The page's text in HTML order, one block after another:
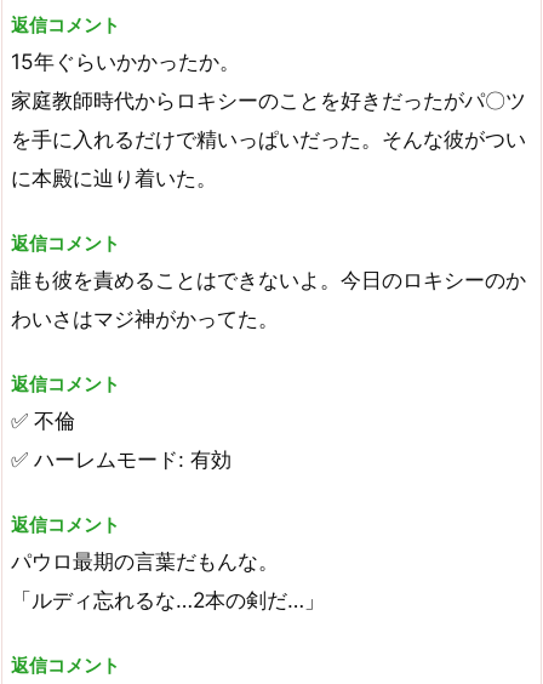
返信コメント
15年ぐらいかかったか。
家庭教師時代からロキシーのことを好きだったがパ〇ツ
を手に入れるだけで精いっぱいだった。そんな彼がつい
に本殿に辿り着いた。
返信コメント
誰も彼を責めることはできないよ。今日のロキシーのか
わいさはマジ神がかってた。
返信コメント
✅ 不倫
✅ ハーレムモード: 有効
返信コメント
パウロ最期の言葉だもんな。
「ルディ忘れるな…2本の剣だ…」
返信コメント